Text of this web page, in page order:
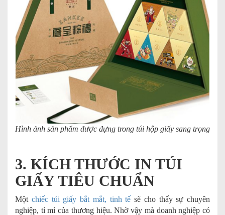
Hình ảnh sản phẩm được đựng trong túi hộp giấy sang trọng
3. KÍCH THƯỚC IN TÚI
GIẤY TIÊU CHUẨN
Một chiếc túi giấy bắt mắt, tinh tế sẽ cho thấy sự chuyên
nghiệp, tỉ mỉ của thương hiệu. Nhờ vậy mà doanh nghiệp có